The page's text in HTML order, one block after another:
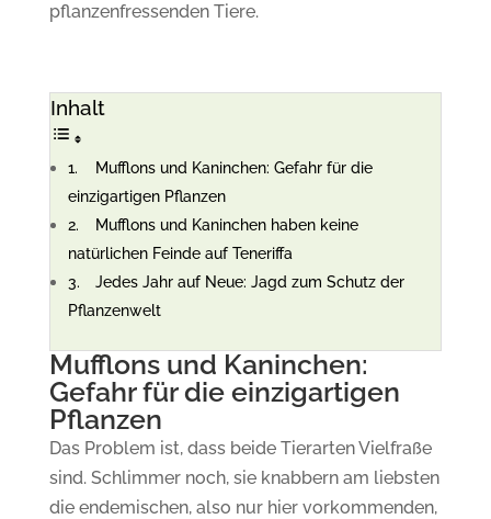
pflanzenfressenden Tiere.
Inhalt
Mufflons und Kaninchen: Gefahr für die
einzigartigen Pflanzen
Mufflons und Kaninchen haben keine
natürlichen Feinde auf Teneriffa
Jedes Jahr auf Neue: Jagd zum Schutz der
Pflanzenwelt
Mufflons und Kaninchen:
Gefahr für die einzigartigen
Pflanzen
Das Problem ist, dass beide Tierarten Vielfraße
sind. Schlimmer noch, sie knabbern am liebsten
die endemischen, also nur hier vorkommenden,